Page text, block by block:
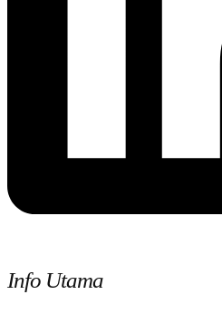
Info Utama